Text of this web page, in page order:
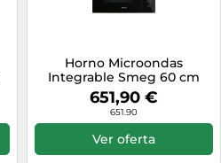
Horno Microondas
Integrable Smeg 60 cm
Linea FMI125N Negro
651,90 €
651.90
Ver oferta